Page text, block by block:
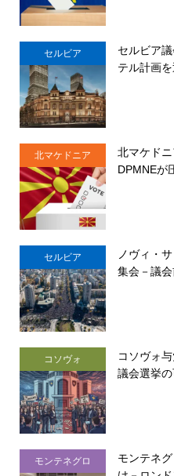
セルビア
セルビア
テル計画
北マケドニア
北マケド
DPMNEが
セルビア
ノヴィ・
集会－議
コソヴォ
コソヴォ
議会選挙
モンテネグロ
モンテネ